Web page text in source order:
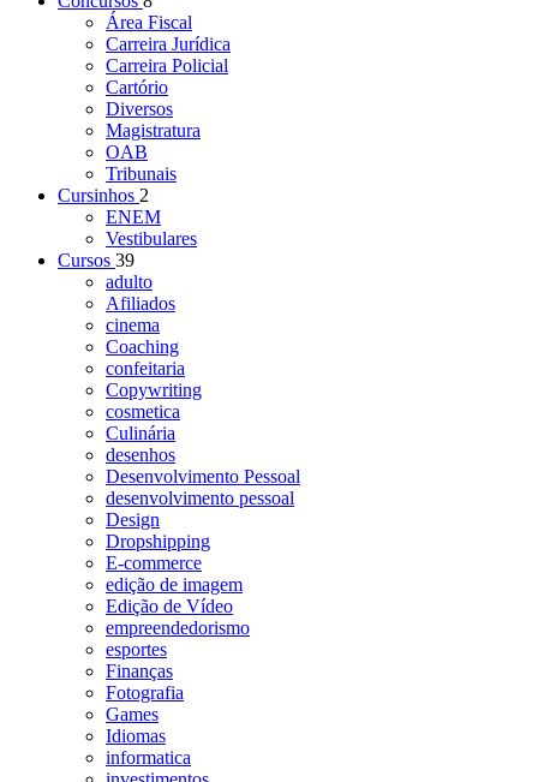
Área Fiscal
Carreira Jurídica
Carreira Policial
Cartório
Diversos
Magistratura
OAB
Tribunais
Cursinhos 2
ENEM
Vestibulares
Cursos 39
adulto
Afiliados
cinema
Coaching
confeitaria
Copywriting
cosmetica
Culinária
desenhos
Desenvolvimento Pessoal
desenvolvimento pessoal
Design
Dropshipping
E-commerce
edição de imagem
Edição de Vídeo
empreendedorismo
esportes
Finanças
Fotografia
Games
Idiomas
informatica